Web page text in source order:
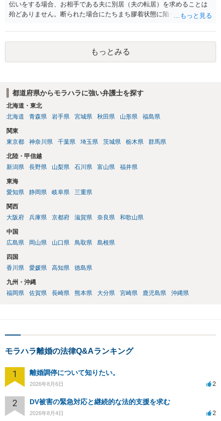
伝いをする場合、お相手である夫に別居（夫の転居）を求めることは
殆どありません。断られた場合にたちまち膠着状態に陥ってしまうの
高いためです。 実務的には、ご相談者さまが転居する形で離婚協議等
を進める選択を採らざるを得ないことが圧倒的多数です。
もっとみる
都道府県からモラハラに強い弁護士を探す
北海道・東北
北海道
青森県 岩手県 宮城県 秋田県 山形県 福島県
関東
東京都
神奈川県 千葉県 埼玉県 茨城県 栃木県 群馬県
北陸・甲信越
新潟県
長野県 山梨県 石川県 富山県 福井県
東海
愛知県
静岡県 岐阜県 三重県
関西
大阪府
兵庫県 京都府 滋賀県 奈良県 和歌山県
中国
広島県
岡山県 山口県 鳥取県 島根県
四国
香川県
愛媛県 高知県 徳島県
九州・沖縄
福岡県
佐賀県 長崎県 熊本県 大分県 宮崎県 鹿児島県 沖縄県
モラハラ離婚の法律Q&Aランキング
1 離婚調停について知りたい。
2026年8月6日 2
2 DV被害の緊急対応と継続的な法的支援を求む
2026年8月4日 2